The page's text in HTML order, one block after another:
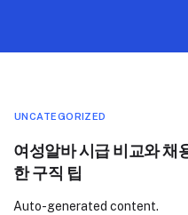
UNCATEGORIZED
여성알바 시급 비교와 채
한 구직 팁
Auto-generated content.